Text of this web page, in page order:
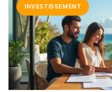
INVESTISSEMENT